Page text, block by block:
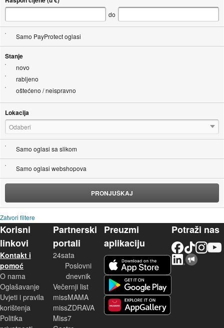
do
Samo PayProtect oglasi
Stanje
novo
rabljeno
oštećeno / neispravno
Lokacija
Odaberi
Samo oglasi sa slikom
Samo oglasi webshopova
PRONJUŠKAJ
Zatvori filtere
Korisni
linkovi
Kontakt i
pomoć
O nama
Oglašavanje
Uvjeti i pravila
korištenja
Politika
Partnerski
portali
24sata
Poslovni
dnevnik
Večernji list
missMAMA
missZDRAVA
Miss7
Preuzmi
aplikaciju
Potraži nas